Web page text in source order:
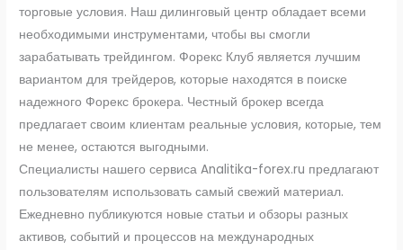
торговые условия. Наш дилинговый центр обладает всеми
необходимыми инструментами, чтобы вы смогли
зарабатывать трейдингом. Форекс Клуб является лучшим
вариантом для трейдеров, которые находятся в поиске
надежного Форекс брокера. Честный брокер всегда
предлагает своим клиентам реальные условия, которые, тем
не менее, остаются выгодными.
Специалисты нашего сервиса Analitika-forex.ru предлагают
пользователям использовать самый свежий материал.
Ежедневно публикуются новые статьи и обзоры разных
активов, событий и процессов на международных